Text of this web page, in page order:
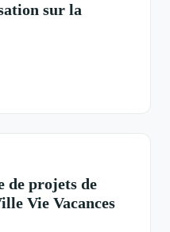
sur la
de projets de
Vie Vacances